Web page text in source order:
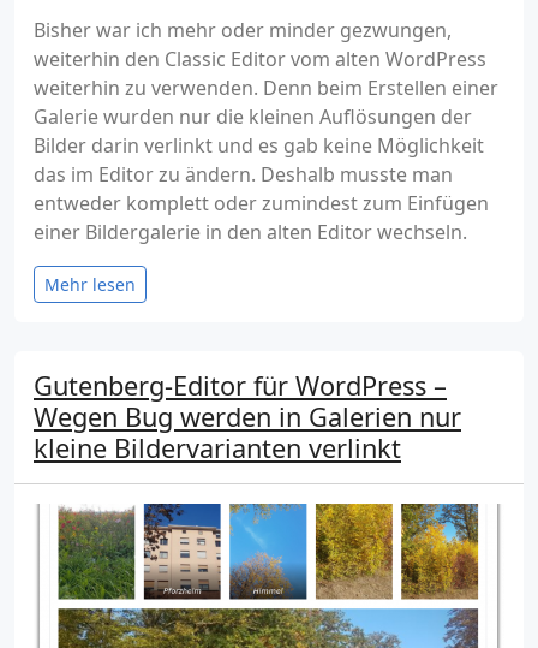
Bisher war ich mehr oder minder gezwungen,
weiterhin den Classic Editor vom alten WordPress
weiterhin zu verwenden. Denn beim Erstellen einer
Galerie wurden nur die kleinen Auflösungen der
Bilder darin verlinkt und es gab keine Möglichkeit
das im Editor zu ändern. Deshalb musste man
entweder komplett oder zumindest zum Einfügen
einer Bildergalerie in den alten Editor wechseln.
Mehr lesen
Gutenberg-Editor für WordPress –
Wegen Bug werden in Galerien nur
kleine Bildervarianten verlinkt